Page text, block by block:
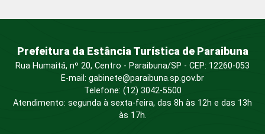
Prefeitura da Estância Turística de Paraibuna
Rua Humaitá, nº 20, Centro - Paraibuna/SP - CEP: 12260-053
E-mail: gabinete@paraibuna.sp.gov.br
Telefone: (12) 3042-5500
Atendimento: segunda à sexta-feira, das 8h às 12h e das 13h
às 17h.